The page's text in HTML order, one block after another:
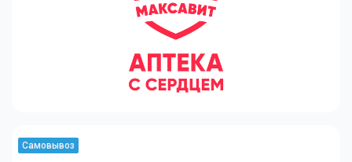
Самовывоз